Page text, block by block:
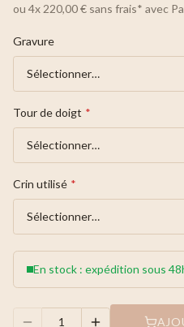
ou 4x 220,00 € sans frais* avec
Gravure
Tour de doigt *
Crin utilisé *
En stock : expédition sous